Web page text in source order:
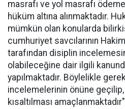
masrafı ve yol masrafı
hüküm altına alınmaktadır.
mümkün olan konularda
cumhuriyet savcılarının
tarafından disiplin
olabileceğine dair ilgili
yapılmaktadır. Böylelikle
incelemelerinin önüne
kısaltılması